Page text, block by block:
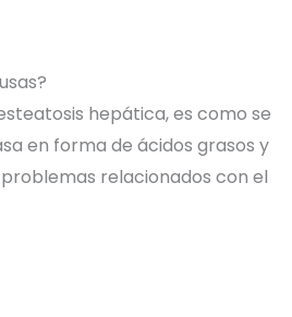
hepática, es como se
en forma de ácidos grasos y
relacionados con el